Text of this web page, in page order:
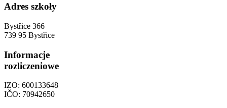
Adres szkoły
Bystřice 366
739 95 Bystřice
Informacje
rozliczeniowe
IZO: 600133648
IČO: 70942650